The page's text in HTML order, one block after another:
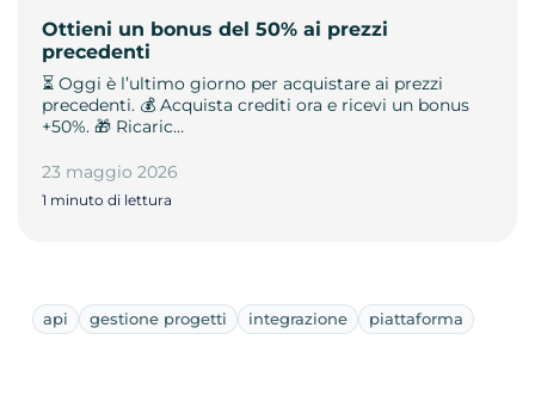
Ottieni un bonus del 50% ai prezzi
precedenti
⏳ Oggi è l’ultimo giorno per acquistare ai prezzi
precedenti. 💰 Acquista crediti ora e ricevi un bonus
+50%. 🎁 Ricaric…
23 maggio 2026
1 minuto di lettura
api gestione progetti integrazione piattaforma